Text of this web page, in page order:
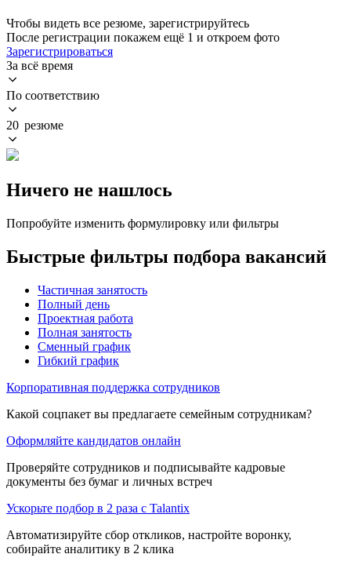
Чтобы видеть все резюме, зарегистрируйтесь
После регистрации покажем ещё 1 и откроем фото
Зарегистрироваться
За всё время
По соответствию
20 резюме
Ничего не нашлось
Попробуйте изменить формулировку или фильтры
Быстрые фильтры подбора вакансий
Частичная занятость
Полный день
Проектная работа
Полная занятость
Сменный график
Гибкий график
Корпоративная поддержка сотрудников
Какой соцпакет вы предлагаете семейным сотрудникам?
Оформляйте кандидатов онлайн
Проверяйте сотрудников и подписывайте кадровые
документы без бумаг и личных встреч
Ускорьте подбор в 2 раза с Talantix
Автоматизируйте сбор откликов, настройте воронку,
собирайте аналитику в 2 клика